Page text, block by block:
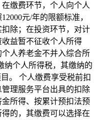
缴费环节，个人向个人
元/年的限额标准，
除；在投资环节，对计
益暂不征收个人所得
人养老金不并入综合所
纳个人所得税，其缴纳的
。 个人缴费享受税前扣
理服务平台出具的扣除
所得、按累计预扣法预
的，其缴费可以选择在